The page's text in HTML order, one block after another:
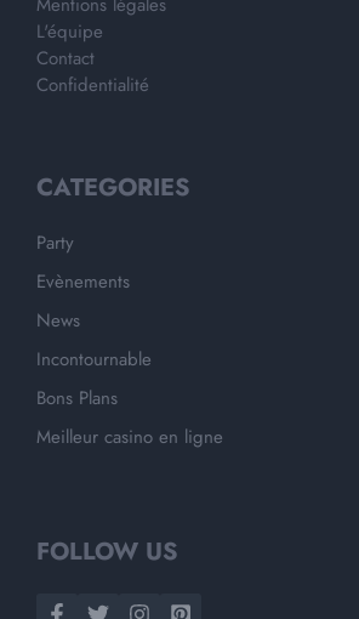
L'équipe
Contact
Confidentialité
CATEGORIES
Party
Evènements
News
Incontournable
Bons Plans
Meilleur casino en ligne
FOLLOW US